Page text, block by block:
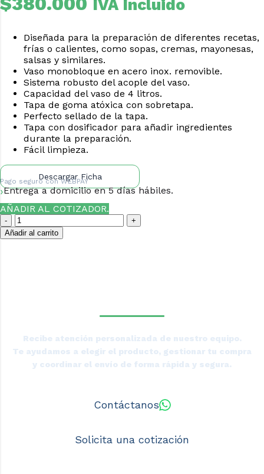
IVA Incluido
Diseñada para la preparación de diferentes recetas,
frías o calientes, como sopas, cremas, mayonesas,
salsas y similares.
Vaso monobloque en acero inox. removible.
Sistema robusto del acople del vaso.
Capacidad del vaso de 4 litros.
Tapa de goma atóxica con sobretapa.
Perfecto sellado de la tapa.
Tapa con dosificador para añadir ingredientes
durante la preparación.
Fácil limpieza.
Descargar Ficha
Pago seguro conWEBPAY
Entrega a domicilio en 5 días hábiles.
AÑADIR AL COTIZADOR.
Añadir al carrito
Recibe atención personalizada de nuestro equipo.
Te ayudamos a elegir el producto, gestionar tu compra
y coordinar el envío de forma rápida y segura.
Contáctanos
Solicita una cotización